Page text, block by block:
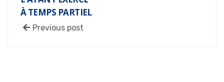
À TEMPS PARTIEL
Previous post